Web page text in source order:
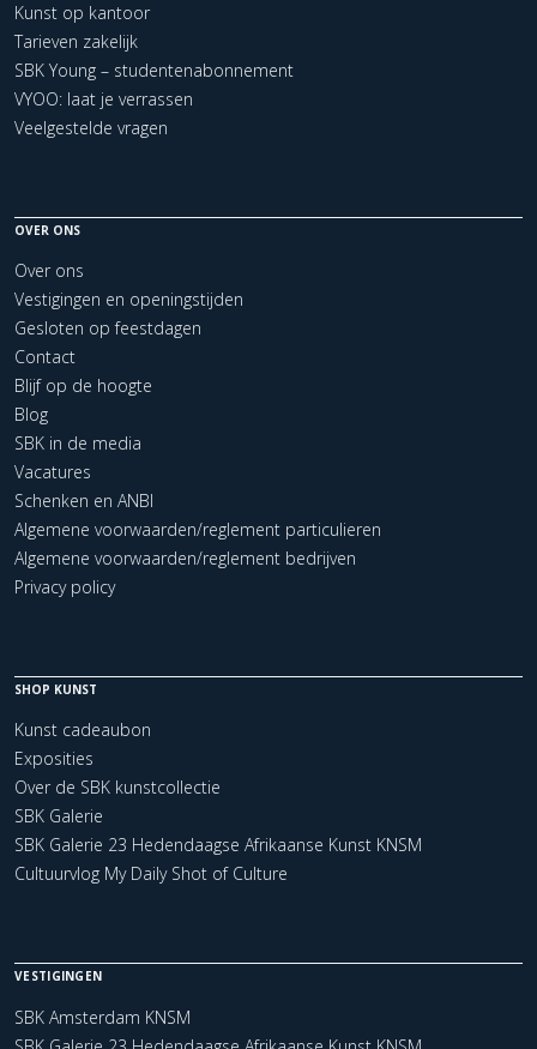
Kunst op kantoor
Tarieven zakelijk
SBK Young – studentenabonnement
VYOO: laat je verrassen
Veelgestelde vragen
OVER ONS
Over ons
Vestigingen en openingstijden
Gesloten op feestdagen
Contact
Blijf op de hoogte
Blog
SBK in de media
Vacatures
Schenken en ANBI
Algemene voorwaarden/reglement particulieren
Algemene voorwaarden/reglement bedrijven
Privacy policy
SHOP KUNST
Kunst cadeaubon
Exposities
Over de SBK kunstcollectie
SBK Galerie
SBK Galerie 23 Hedendaagse Afrikaanse Kunst KNSM
Cultuurvlog My Daily Shot of Culture
VESTIGINGEN
SBK Amsterdam KNSM